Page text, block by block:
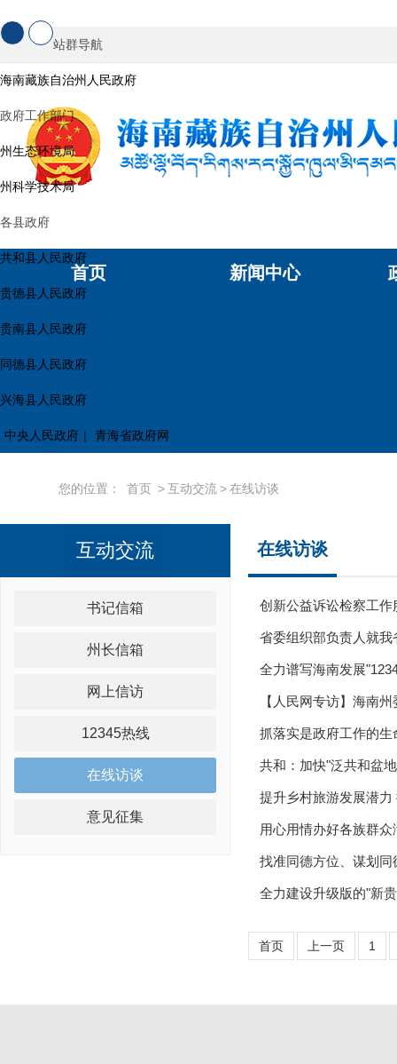
站群导航
海南藏族自治州人民政府
政府工作部门
州生态环境局
州科学技术局
各县政府
共和县人民政府
贵德县人民政府
贵南县人民政府
同德县人民政府
兴海县人民政府
中央人民政府 | 青海省政府网
首页 新闻中心
您的位置： 首页 >互动交流>在线访谈
互动交流
书记信箱
州长信箱
网上信访
12345热线
在线访谈
意见征集
在线访谈
创新公益诉讼检察工
省委组织部负责人就
全力谱写海南发展
【人民网专访】海南
抓落实是政府工作的
共和：加快"泛共和盆
提升乡村旅游发展潜
用心用情办好各族群
找准同德方位、谋划
全力建设升级版的"新
首页 上一页 1